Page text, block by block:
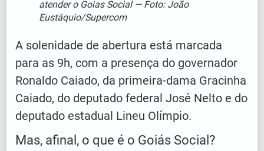
atender o Goias Social — Foto: João
Eustáquio/Supercom
A solenidade de abertura está marcada
para as 9h, com a presença do governador
Ronaldo Caiado, da primeira-dama Gracinha
Caiado, do deputado federal José Nelto e do
deputado estadual Lineu Olímpio.
Mas, afinal, o que é o Goiás Social?